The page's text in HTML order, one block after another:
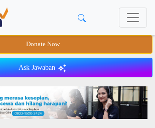
Donate Now
Ask Jawaban